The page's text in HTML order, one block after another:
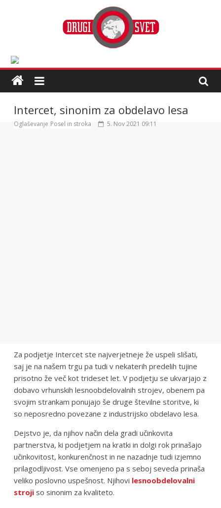
Intercet, sinonim za obdelavo lesa
Oglaševanje Posel in stroka 5. Nov 2021 09:11
Za podjetje Intercet ste najverjetneje že uspeli slišati,
saj je na našem trgu pa tudi v nekaterih predelih tujine
prisotno že več kot trideset let. V podjetju se ukvarjajo z
dobavo vrhunskih lesnoobdelovalnih strojev, obenem pa
svojim strankam ponujajo še druge številne storitve, ki
so neposredno povezane z industrijsko obdelavo lesa.
Dejstvo je, da njihov način dela gradi učinkovita
partnerstva, ki podjetjem na kratki in dolgi rok prinašajo
učinkovitost, konkurenčnost in ne nazadnje tudi izjemno
prilagodljivost. Vse omenjeno pa s seboj seveda prinaša
veliko poslovno uspešnost. Njihovi lesnoobdelovalni
stroji so sinonim za kvaliteto.